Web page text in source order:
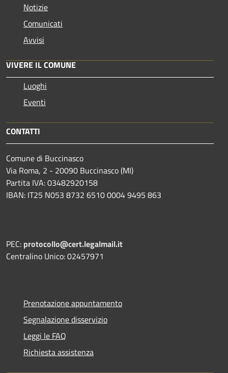
Notizie
Comunicati
Avvisi
VIVERE IL COMUNE
Luoghi
Eventi
CONTATTI
Comune di Buccinasco
Via Roma, 2 - 20090 Buccinasco (MI)
Partita IVA: 03482920158
IBAN: IT25 N053 8732 6510 0004 9495 863
PEC: protocollo@cert.legalmail.it
Centralino Unico: 02457971
Prenotazione appuntamento
Segnalazione disservizio
Leggi le FAQ
Richiesta assistenza